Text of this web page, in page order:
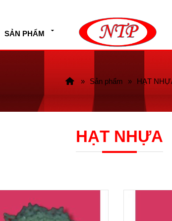
SẢN PHẨM
Sản phẩm HẠT
HẠT NHỰA